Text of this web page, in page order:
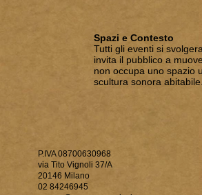
Spazi e Contesto
Tutti gli eventi si
invita il pubblico a
non occupa uno spazio
scultura sonora abitabile.
P.IVA 08700630968
via Tito Vignoli 37/A
20146 Milano
02 84246945